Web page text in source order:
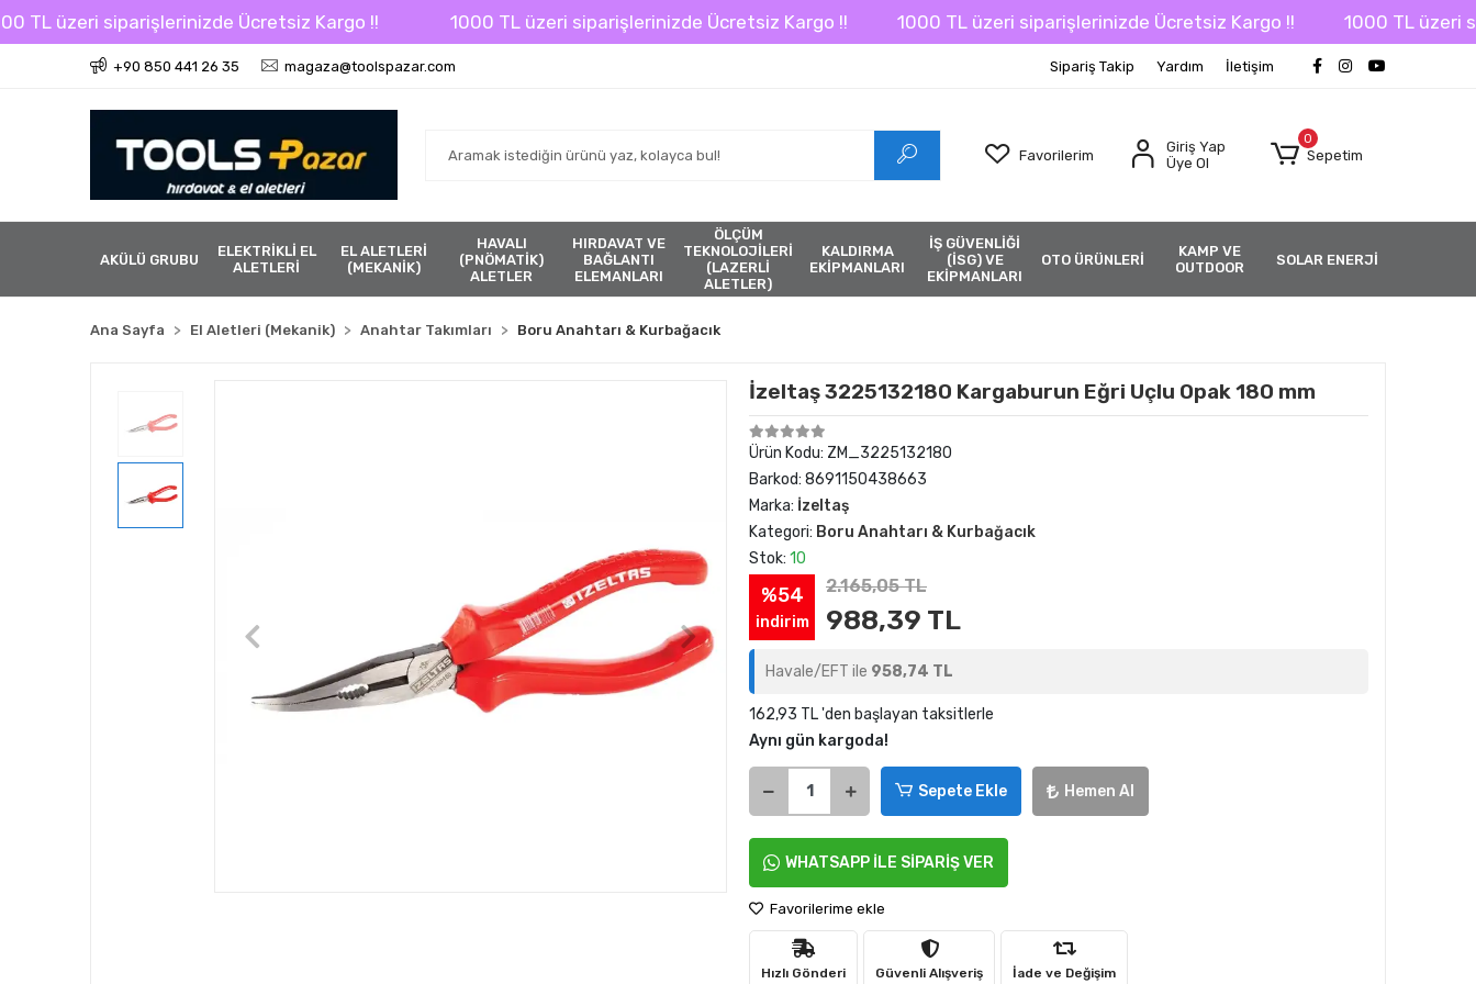
üzeri siparişlerinizde Ücretsiz Kargo !! 1000 TL üzeri siparişlerinizde Ücretsiz Kargo !! 1000 TL üzeri siparişlerinizde Ücretsiz Kargo !! 1000 TL üzeri
+90 850 441 26 35 magaza@toolspazar.com Sipariş Takip Yardım İletişim
Favorilerim
Giriş Yap
Üye Ol
0
Sepetim
AKÜLÜ GRUBU
ELEKTRİKLİ EL
ALETLERİ
EL ALETLERİ
(MEKANİK)
HAVALI
(PNÖMATİK)
ALETLER
HIRDAVAT VE
BAĞLANTI
ELEMANLARI
ÖLÇÜM
TEKNOLOJİLERİ
(LAZERLİ
ALETLER)
KALDIRMA
EKİPMANLARI
İŞ GÜVENLİĞİ
(İSG) VE
EKİPMANLARI
OTO ÜRÜNLERİ
KAMP VE
OUTDOOR
SOLAR ENERJİ
Ana Sayfa El Aletleri (Mekanik) Anahtar Takımları Boru Anahtarı & Kurbağacık
İzeltaş 3225132180 Kargaburun Eğri Uçlu Opak 180 mm
Ürün Kodu: ZM_3225132180
Barkod: 8691150438663
Marka: İzeltaş
Kategori: Boru Anahtarı & Kurbağacık
Stok: 10
%54
indirim
2.165,05 TL
988,39 TL
Havale/EFT ile 958,74 TL
162,93 TL 'den başlayan taksitlerle
Aynı gün kargoda!
Sepete Ekle Hemen Al
WHATSAPP İLE SİPARİŞ VER
Favorilerime ekle
Hızlı Gönderi Güvenli Alışveriş İade ve Değişim